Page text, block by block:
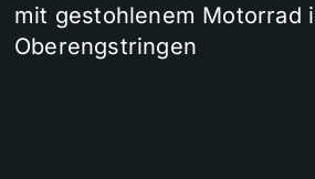
mit gestohlenem Motorrad
Oberengstringen